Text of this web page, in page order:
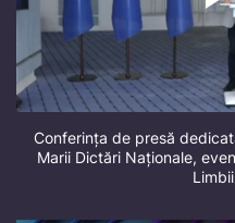
Conferința de presă
Marii Dictări Naționale,